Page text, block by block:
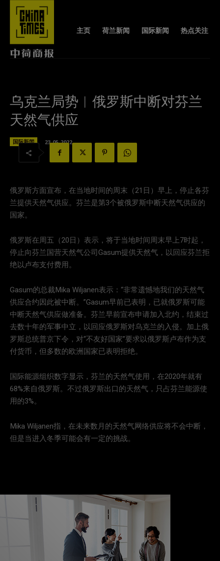
主页 荷兰新闻 国际新闻 热点关注
乌克兰局势︱俄罗斯中断对芬兰
天然气供应
国际新闻 23-05-2022
俄罗斯方面宣布，在当地时间的周末（21日）早上，停止各芬
兰提供天然气供应。芬兰是第3个被俄罗斯中断天然气供应的
国家。
俄罗斯在周五（20日）表示，将于当地时间周末早上7时起，
停止向芬兰国营天然气公司Gasum提供天然气，以回应芬兰拒
绝以卢布支付费用。
Gasum的总裁Mika Wiljanen表示：“非常遗憾地我们的天然气
供应合约因此被中断。”Gasum早前已表明，已就俄罗斯可能
中断天然气供应做准备。芬兰早前宣布申请加入北约，结束过
去数十年的军事中立，以回应俄罗斯对乌克兰的入侵。加上俄
罗斯总统普京下令，对“不友好国家”要求以俄罗斯卢布作为支
付货币，但多数的欧洲国家已表明拒绝。
国际能源组织数字显示，芬兰的天然气使用，在2020年就有
68%来自俄罗斯。不过俄罗斯出口的天然气，只占芬兰能源使
用的3%。
Mika Wiljanen指，在未来数月的天然气网络供应将不会中断，
但是当进入冬季可能会有一定的挑战。